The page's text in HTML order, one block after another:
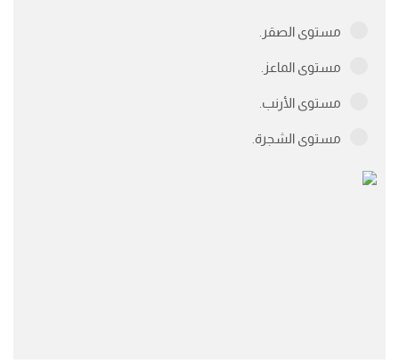
مستوى الصقر.
مستوى الماعز.
مستوى الأرنب.
مستوى الشجرة.